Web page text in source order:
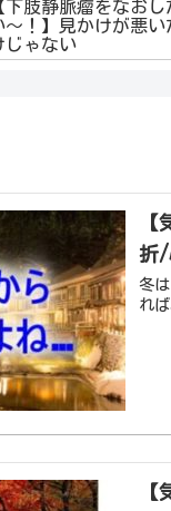
【頭痛は病気です！
痛剤は痛みをおさえ
け
折/
冬
れ